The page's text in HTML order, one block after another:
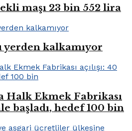
maşı 23 bin 552 lira
yerden kalkamıyor
Halk Ekmek Fabrikası
başladı, hedef 100 bin